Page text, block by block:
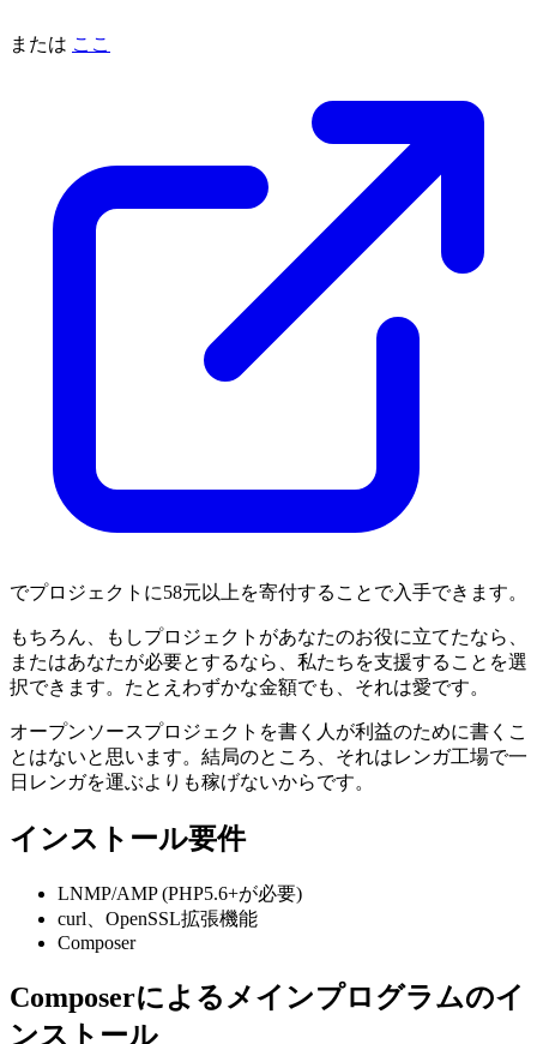
または ここ
でプロジェクトに58元以上を寄付することで入手できます。
もちろん、もしプロジェクトがあなたのお役に立てたなら、
またはあなたが必要とするなら、私たちを支援することを選
択できます。たとえわずかな金額でも、それは愛です。
オープンソースプロジェクトを書く人が利益のために書くこ
とはないと思います。結局のところ、それはレンガ工場で一
日レンガを運ぶよりも稼げないからです。
インストール要件
LNMP/AMP (PHP5.6+が必要)
curl、OpenSSL拡張機能
Composer
Composerによるメインプログラムのイ
ンストール